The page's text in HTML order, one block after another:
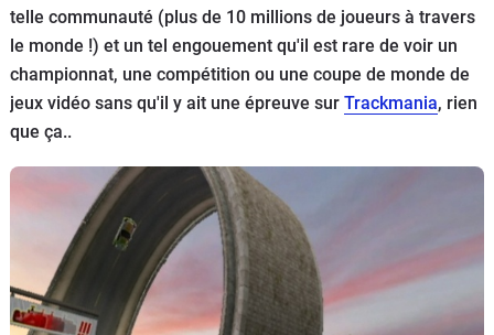
Services
Forum
Moto
telle communauté (plus de 10 millions de joueurs à travers
le monde !) et un tel engouement qu'il est rare de voir un
championnat, une compétition ou une coupe de monde de
jeux vidéo sans qu'il y ait une épreuve sur Trackmania, rien
que ça..